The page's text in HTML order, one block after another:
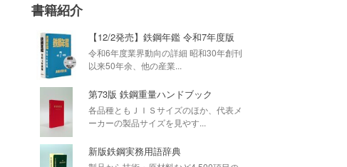
書籍紹介
【12/2発売】鉄鋼年鑑 令和7年度版
令和6年度業界動向の詳細 昭和30年創刊
以来50年余、他の産業...
第73版 鉄鋼重量ハンドブック
各品種ともＪＩＳサイズのほか、代表メ
ーカーの製品サイズを見やす...
新版鉄鋼実務用語辞典